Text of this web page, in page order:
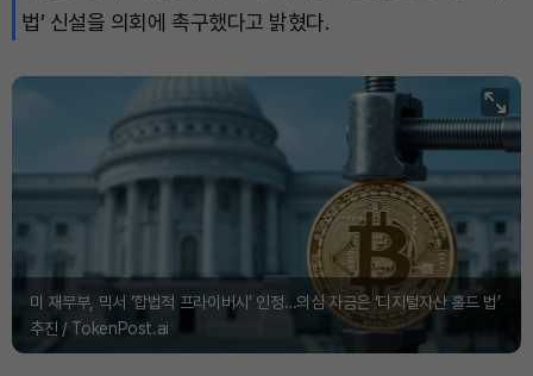
법’ 신설을 의회에 촉구했다고 밝혔다.
미 재무부, 믹서 ‘합법적 프라이버시’ 인정…의심 자금은 ‘디지털자산 홀드 법’
추진 / TokenPost.ai